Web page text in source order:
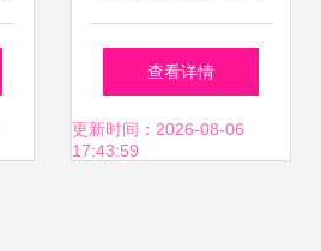
战略转型，聚焦智
慧城市信息系统集
查看详情
更新时间：2026-08-06
17:43:59